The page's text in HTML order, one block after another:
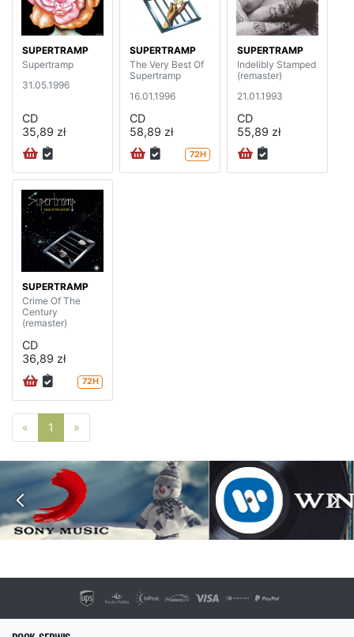
SUPERTRAMP
Supertramp
31.05.1996
CD
35,89 zł
SUPERTRAMP
The Very Best Of
Supertramp
16.01.1996
CD
58,89 zł
72H
SUPERTRAMP
Indelibly Stamped
(remaster)
21.01.1993
CD
55,89 zł
SUPERTRAMP
Crime Of The
Century
(remaster)
CD
36,89 zł
72H
« Poprzednia strona
1 »